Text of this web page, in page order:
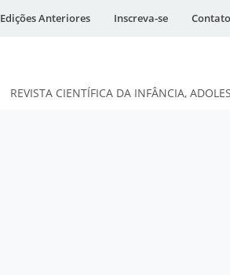
Edições Anteriores Inscreva-se Contato
REVISTA CIENTÍFICA DA INFÂNCIA,